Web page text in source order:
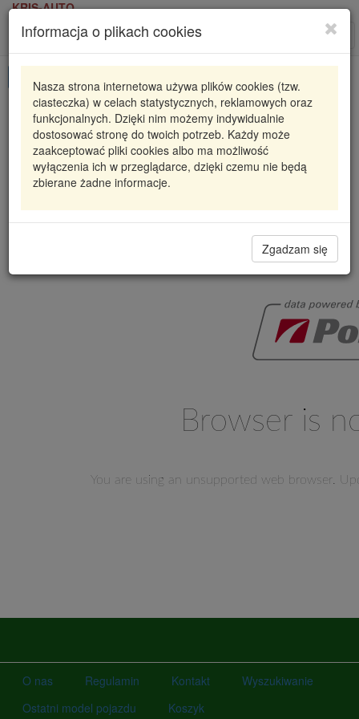
KRIS-AUTO
Informacja o plikach cookies
Nasza strona internetowa używa plików cookies (tzw.
ciasteczka) w celach statystycznych, reklamowych oraz
funkcjonalnych. Dzięki nim możemy indywidualnie
dostosować stronę do twoich potrzeb. Każdy może
zaakceptować pliki cookies albo ma możliwość
wyłączenia ich w przeglądarce, dzięki czemu nie będą
zbierane żadne informacje.
Zgadzam się
Karta produktu
EA2377018 POLCAR
ZACISK HAMULCOWY AUDI A8 D3 (4E2, 4E8), 10
484,02 zł
Radzyń 0
Filia Lublin 0
Polcar
O nas Regulamin Kontakt
Wyszukiwanie
Ostatni model pojazdu
Koszyk